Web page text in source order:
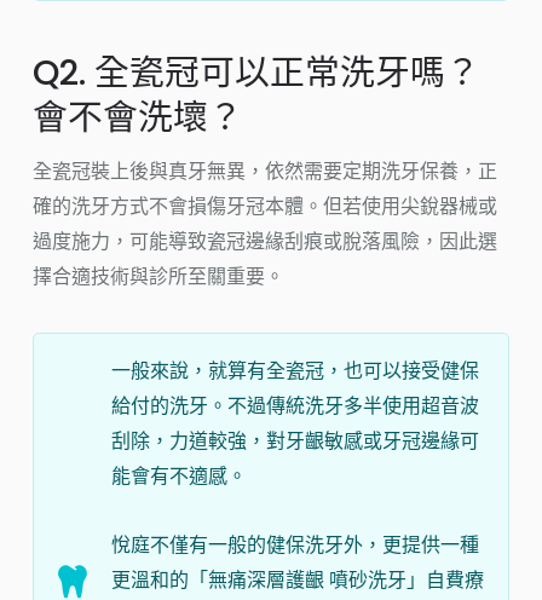
Q2. 全瓷冠可以正常洗牙嗎？
會不會洗壞？
全瓷冠裝上後與真牙無異，依然需要定期洗牙保養，正
確的洗牙方式不會損傷牙冠本體。但若使用尖銳器械或
過度施力，可能導致瓷冠邊緣刮痕或脫落風險，因此選
擇合適技術與診所至關重要。
一般來說，就算有全瓷冠，也可以接受健保
給付的洗牙。不過傳統洗牙多半使用超音波
刮除，力道較強，對牙齦敏感或牙冠邊緣可
能會有不適感。
悅庭不僅有一般的健保洗牙外，更提供一種
更溫和的「無痛深層護齦 噴砂洗牙」自費療